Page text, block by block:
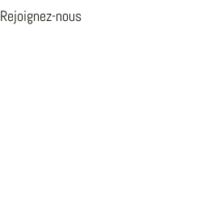
Rejoignez-nous